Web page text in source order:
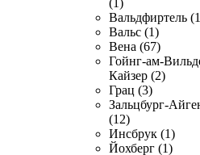
(1)
Вальдфиртель
Вальс (1)
Вена (67)
Гойнг-ам-
Кайзер (2)
Грац (3)
Зальцбург-
(12)
Инсбрук (1)
Йохберг (1)